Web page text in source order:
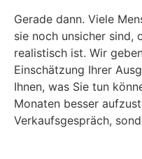
Gerade dann. Viele
sie noch unsicher sind,
realistisch ist. Wir
Einschätzung Ihrer
Ihnen, was Sie tun
Monaten besser
Verkaufsgespräch,